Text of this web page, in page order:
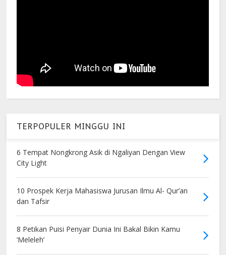
TERPOPULER MINGGU INI
6 Tempat Nongkrong Asik di Ngaliyan Dengan View
City Light
10 Prospek Kerja Mahasiswa Jurusan Ilmu Al- Qur’an
dan Tafsir
8 Petikan Puisi Penyair Dunia Ini Bakal Bikin Kamu
‘Meleleh’